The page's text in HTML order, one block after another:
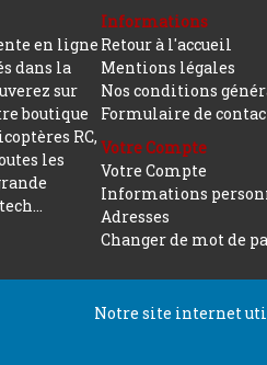
en ligne
dans la
sur
boutique
RC,
les
Informations
Retour à l'accueil
Mentions légales
Nos conditions
Formulaire de
Votre Compte
Votre Compte
Informations
Adresses
Changer de mot de
Notre site internet